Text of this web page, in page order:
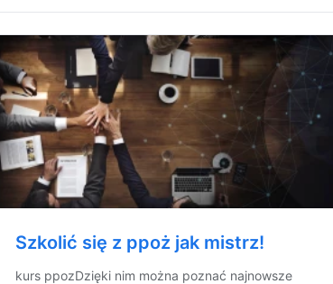
Szkolić się z ppoż jak mistrz!
kurs ppozDzięki nim można poznać najnowsze